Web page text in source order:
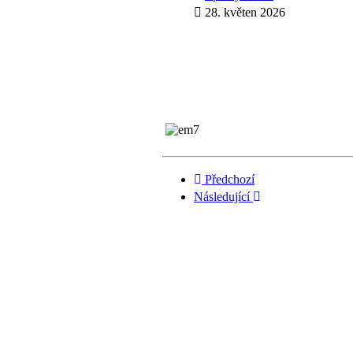
28. květen 2026
Předchozí
Následující